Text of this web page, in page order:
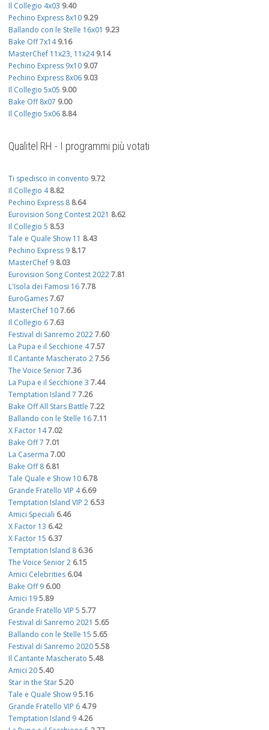
Il Collegio 4x03 9.40
Pechino Express 8x10 9.29
Ballando con le Stelle 16x01 9.23
Bake Off 7x14 9.16
MasterChef 11x23, 11x24 9.14
Pechino Express 9x10 9.07
Pechino Express 8x06 9.03
Il Collegio 5x05 9.00
Bake Off 8x07 9.00
Il Collegio 5x06 8.84
Qualitel RH - I programmi più votati
Ti spedisco in convento 9.72
Il Collegio 4 8.82
Pechino Express 8 8.64
Eurovision Song Contest 2021 8.62
Il Collegio 5 8.53
Tale e Quale Show 11 8.43
Pechino Express 9 8.17
MasterChef 9 8.03
Eurovision Song Contest 20227.81
L'Isola dei Famosi 167.78
EuroGames7.67
MasterChef 107.66
Il Collegio 67.63
Festival di Sanremo 20227.60
La Pupa e il Secchione 47.57
Il Cantante Mascherato 27.56
The Voice Senior7.36
La Pupa e il Secchione 3 7.44
Temptation Island 7 7.26
Bake Off All Stars Battle 7.22
Ballando con le Stelle 167.11
X Factor 147.02
Bake Off 7 7.01
La Caserma 7.00
Bake Off 8 6.81
Tale Quale e Show 10 6.78
Grande Fratello VIP 4 6.69
Temptation Island VIP 2 6.53
Amici Speciali 6.46
X Factor 13 6.42
X Factor 15 6.37
Temptation Island 8 6.36
The Voice Senior 2 6.15
Amici Celebrities 6.04
Bake Off 9 6.00
Amici 195.89
Grande Fratello VIP 5 5.77
Festival di Sanremo 2021 5.65
Ballando con le Stelle 15 5.65
Festival di Sanremo 20205.58
Il Cantante Mascherato 5.48
Amici 205.40
Star in the Star5.20
Tale e Quale Show 95.16
Grande Fratello VIP 6 4.79
Temptation Island 9 4.26